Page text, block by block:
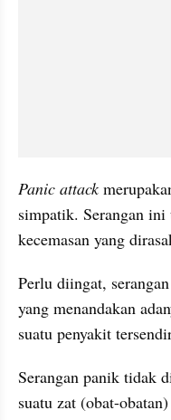
Panic attack
simpatik. Serangan ini
kecemasan yang
Perlu diingat,
yang menandakan
suatu penyakit
Serangan panik tidak
suatu zat (obat-